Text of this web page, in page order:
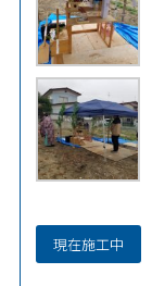
現在施工中